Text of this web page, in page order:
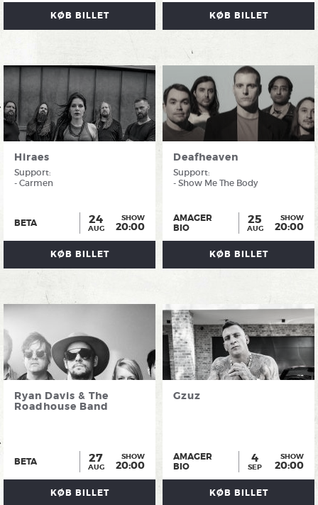
KØB BILLET KØB BILLET
Hiraes
Support:
- Carmen
BETA 24
AUG
SHOW
20:00
KØB BILLET
Deafheaven
Support:
- Show Me The Body
AMAGER
BIO
25
AUG
SHOW
20:00
KØB BILLET
Ryan Davis & The
Roadhouse Band
BETA 27
AUG
SHOW
20:00
KØB BILLET
Gzuz
AMAGER
BIO
4
SEP
SHOW
20:00
KØB BILLET